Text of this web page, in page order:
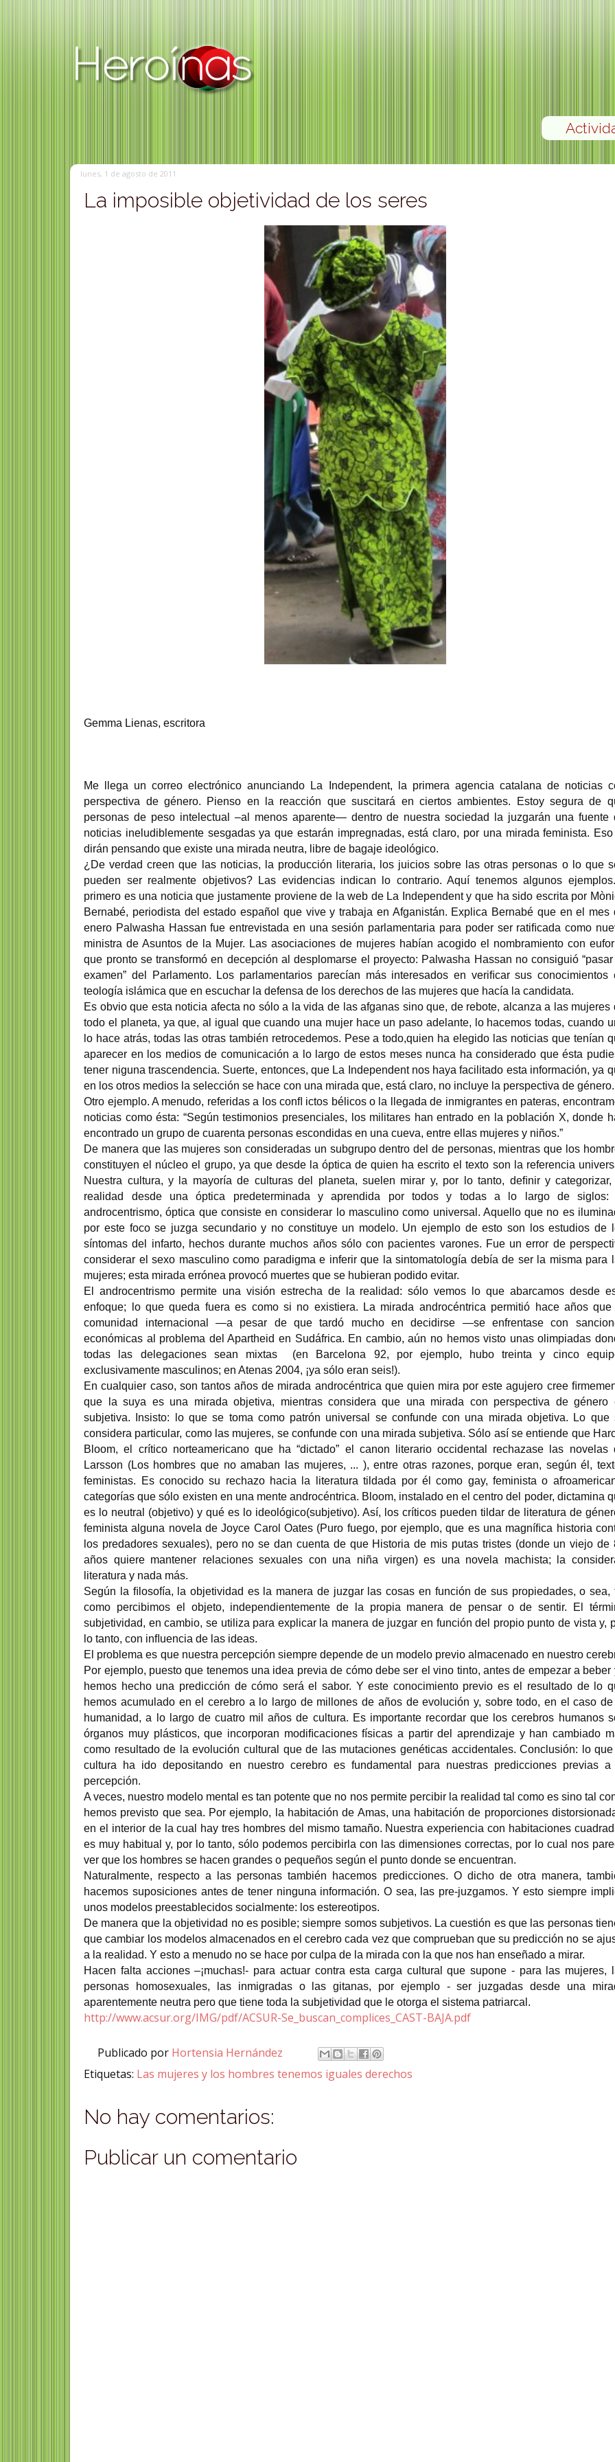
lunes, 1 de agosto de 2011
La imposible objetividad de los seres
Gemma Lienas, escritora
Me llega un correo electrónico anunciando La Independent, la primera agencia catalana de noticias
perspectiva de género. Pienso en la reacción que suscitará en ciertos ambientes. Estoy segura de
personas de peso intelectual –al menos aparente— dentro de nuestra sociedad la juzgarán una fuente
noticias ineludiblemente sesgadas ya que estarán impregnadas, está claro, por una mirada feminista.
dirán pensando que existe una mirada neutra, libre de bagaje ideológico.
¿De verdad creen que las noticias, la producción literaria, los juicios sobre las otras personas o lo que
pueden ser realmente objetivos? Las evidencias indican lo contrario. Aquí tenemos algunos
primero es una noticia que justamente proviene de la web de La Independent y que ha sido escrita por
Bernabé, periodista del estado español que vive y trabaja en Afganistán. Explica Bernabé que en el mes
enero Palwasha Hassan fue entrevistada en una sesión parlamentaria para poder ser ratiﬁcada como
ministra de Asuntos de la Mujer. Las asociaciones de mujeres habían acogido el nombramiento con
que pronto se transformó en decepción al desplomarse el proyecto: Palwasha Hassan no consiguió “pasar
examen” del Parlamento. Los parlamentarios parecían más interesados en veriﬁcar sus conocimientos
teología islámica que en escuchar la defensa de los derechos de las mujeres que hacía la candidata.
Es obvio que esta noticia afecta no sólo a la vida de las afganas sino que, de rebote, alcanza a las mujeres
todo el planeta, ya que, al igual que cuando una mujer hace un paso adelante, lo hacemos todas, cuando
lo hace atrás, todas las otras también retrocedemos. Pese a todo,quien ha elegido las noticias que tenían
aparecer en los medios de comunicación a lo largo de estos meses nunca ha considerado que ésta
tener niguna trascendencia. Suerte, entonces, que La Independent nos haya facilitado esta información, ya
en los otros medios la selección se hace con una mirada que, está claro, no incluye la perspectiva de género.
Otro ejemplo. A menudo, referidas a los conﬂ ictos bélicos o la llegada de inmigrantes en pateras,
noticias como ésta: “Según testimonios presenciales, los militares han entrado en la población X, donde
encontrado un grupo de cuarenta personas escondidas en una cueva, entre ellas mujeres y niños.”
De manera que las mujeres son consideradas un subgrupo dentro del de personas, mientras que los
constituyen el núcleo el grupo, ya que desde la óptica de quien ha escrito el texto son la referencia
Nuestra cultura, y la mayoría de culturas del planeta, suelen mirar y, por lo tanto, deﬁnir y categorizar,
realidad desde una óptica predeterminada y aprendida por todos y todas a lo largo de siglos:
androcentrismo, óptica que consiste en considerar lo masculino como universal. Aquello que no es
por este foco se juzga secundario y no constituye un modelo. Un ejemplo de esto son los estudios de
síntomas del infarto, hechos durante muchos años sólo con pacientes varones. Fue un error de
considerar el sexo masculino como paradigma e inferir que la sintomatología debía de ser la misma para
mujeres; esta mirada errónea provocó muertes que se hubieran podido evitar.
El androcentrismo permite una visión estrecha de la realidad: sólo vemos lo que abarcamos desde
enfoque; lo que queda fuera es como si no existiera. La mirada androcéntrica permitió hace años que
comunidad internacional —a pesar de que tardó mucho en decidirse —se enfrentase con
económicas al problema del Apartheid en Sudáfrica. En cambio, aún no hemos visto unas olimpiadas
todas las delegaciones sean mixtas (en Barcelona 92, por ejemplo, hubo treinta y cinco
exclusivamente masculinos; en Atenas 2004, ¡ya sólo eran seis!).
En cualquier caso, son tantos años de mirada androcéntrica que quien mira por este agujero cree
que la suya es una mirada objetiva, mientras considera que una mirada con perspectiva de género
subjetiva. Insisto: lo que se toma como patrón universal se confunde con una mirada objetiva. Lo que
considera particular, como las mujeres, se confunde con una mirada subjetiva. Sólo así se entiende que
Bloom, el crítico norteamericano que ha “dictado” el canon literario occidental rechazase las novelas
Larsson (Los hombres que no amaban las mujeres, ... ), entre otras razones, porque eran, según él,
feministas. Es conocido su rechazo hacia la literatura tildada por él como gay, feminista o
categorías que sólo existen en una mente androcéntrica. Bloom, instalado en el centro del poder, dictamina
es lo neutral (objetivo) y qué es lo ideológico(subjetivo). Así, los críticos pueden tildar de literatura de
feminista alguna novela de Joyce Carol Oates (Puro fuego, por ejemplo, que es una magníﬁca historia
los predadores sexuales), pero no se dan cuenta de que Historia de mis putas tristes (donde un viejo de
años quiere mantener relaciones sexuales con una niña virgen) es una novela machista; la
literatura y nada más.
Según la ﬁlosofía, la objetividad es la manera de juzgar las cosas en función de sus propiedades, o sea,
como percibimos el objeto, independientemente de la propia manera de pensar o de sentir. El
subjetividad, en cambio, se utiliza para explicar la manera de juzgar en función del propio punto de vista y,
lo tanto, con inﬂuencia de las ideas.
El problema es que nuestra percepción siempre depende de un modelo previo almacenado en nuestro
Por ejemplo, puesto que tenemos una idea previa de cómo debe ser el vino tinto, antes de empezar a beber
hemos hecho una predicción de cómo será el sabor. Y este conocimiento previo es el resultado de lo
hemos acumulado en el cerebro a lo largo de millones de años de evolución y, sobre todo, en el caso
humanidad, a lo largo de cuatro mil años de cultura. Es importante recordar que los cerebros humanos
órganos muy plásticos, que incorporan modiﬁcaciones físicas a partir del aprendizaje y han cambiado
como resultado de la evolución cultural que de las mutaciones genéticas accidentales. Conclusión: lo
cultura ha ido depositando en nuestro cerebro es fundamental para nuestras predicciones previas a
percepción.
A veces, nuestro modelo mental es tan potente que no nos permite percibir la realidad tal como es sino tal
hemos previsto que sea. Por ejemplo, la habitación de Amas, una habitación de proporciones
en el interior de la cual hay tres hombres del mismo tamaño. Nuestra experiencia con habitaciones
es muy habitual y, por lo tanto, sólo podemos percibirla con las dimensiones correctas, por lo cual nos
ver que los hombres se hacen grandes o pequeños según el puntodonde se encuentran.
Naturalmente, respecto a las personas también hacemos predicciones. O dicho de otra manera,
hacemos suposiciones antes de tener ninguna información. O sea, las pre-juzgamos. Y esto siempre
unos modelos preestablecidos socialmente: los estereotipos.
De manera que la objetividad no es posible; siempre somos subjetivos. La cuestión es que las personas
que cambiar los modelos almacenados en el cerebro cada vez que comprueban que su predicción no se
a la realidad. Y esto a menudo no se hace por culpa de la mirada con la que nos han enseñado a mirar.
Hacen falta acciones –¡muchas!- para actuar contra esta carga cultural que supone - para las mujeres,
personas homosexuales, las inmigradas o las gitanas, por ejemplo - ser juzgadas desde una
aparentemente neutra pero que tiene toda la subjetividad que le otorga el sistema patriarcal.
http://www.acsur.org/IMG/pdf/ACSUR-Se_buscan_complices_CAST-BAJA.pdf
Publicado por Hortensia Hernández
Etiquetas: Las mujeres y los hombres tenemos iguales derechos
No hay comentarios:
Publicar un comentario
Freya Madeleine Stark, (París,
Marisa Kohan (Buenos Aires, 13 de